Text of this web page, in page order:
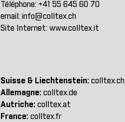
Téléphone: +41 55 645 60 70
email: info@colltex.ch
Site Internet: www.colltex.it
Suisse & Liechtenstein: colltex.ch
Allemagne: colltex.de
Autriche: colltex.at
France: colltex.fr